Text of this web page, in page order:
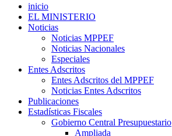
inicio
EL MINISTERIO
Noticias
Noticias MPPEF
Noticias Nacionales
Especiales
Entes Adscritos
Entes Adscritos del MPPEF
Noticias Entes Adscritos
Publicaciones
Estadísticas Fiscales
Gobierno Central Presupuestario
Ampliada